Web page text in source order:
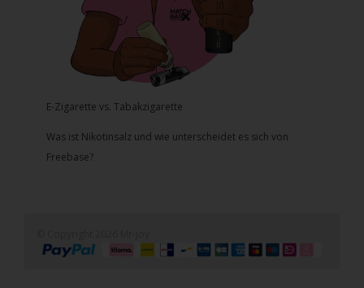
E-Zigarette vs. Tabakzigarette
Was ist Nikotinsalz und wie unterscheidet es sich von
Freebase?